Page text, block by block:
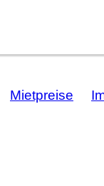
Mietpreise